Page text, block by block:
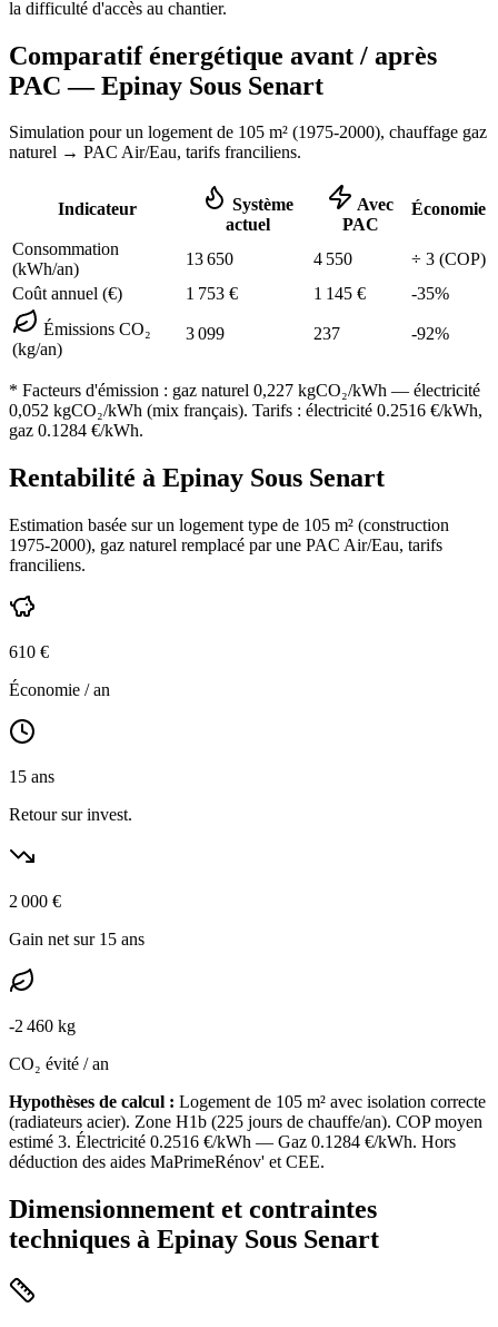
la difficulté d'accès au chantier.
Comparatif énergétique avant / après
PAC —Epinay Sous Senart
Simulation pour un logement de 105 m² (1975-2000), chauffage gaz
naturel → PAC Air/Eau, tarifs franciliens.
Indicateur
Système
actuel
Avec
PAC
Économie
Consommation
(kWh/an)
13 650 4 550 ÷ 3 (COP)
Coût annuel (€)
1 753 € 1 145 € -35%
Émissions CO₂
(kg/an)
3 099 237 -92%
* Facteurs d'émission : gaz naturel 0,227 kgCO₂/kWh — électricité
0,052 kgCO₂/kWh (mix français). Tarifs : électricité 0.2516 €/kWh,
gaz 0.1284 €/kWh.
Rentabilité à Epinay Sous Senart
Estimation basée sur un logement type de 105 m² (construction
1975-2000), gaz naturel remplacé par une PAC Air/Eau, tarifs
franciliens.
610 €
Économie / an
15 ans
Retour sur invest.
2 000 €
Gain net sur 15 ans
-2 460 kg
CO₂ évité / an
Hypothèses de calcul : Logement de 105 m² avec isolation correcte
(radiateurs acier). Zone H1b (225 jours de chauffe/an). COP moyen
estimé 3. Électricité 0.2516 €/kWh — Gaz 0.1284 €/kWh. Hors
déduction des aides MaPrimeRénov' et CEE.
Dimensionnement et contraintes
techniques à Epinay Sous Senart